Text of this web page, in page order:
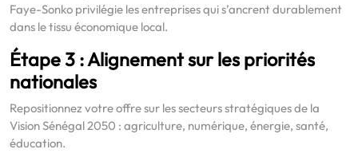
Faye-Sonko privilégie les entreprises qui s’ancrent durablement
dans le tissu économique local.
Étape 3 : Alignement sur les priorités
nationales
Repositionnez votre offre sur les secteurs stratégiques de la
Vision Sénégal 2050 : agriculture, numérique, énergie, santé,
éducation.